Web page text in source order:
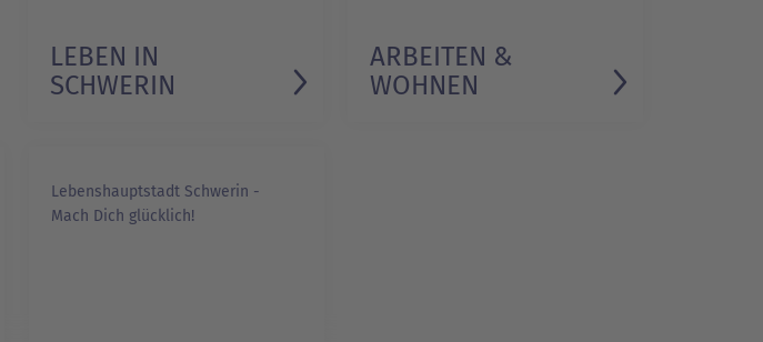
LEBEN IN
SCHWERIN
ARBEITEN &
WOHNEN
Lebenshauptstadt Schwerin -
Mach Dich glücklich!